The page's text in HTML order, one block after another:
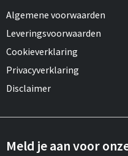
Papieren tassen
Strandtassen
Waterbestendige tassen
Algemene voorwaarden
Leveringsvoorwaarden
Cookieverklaring
Privacyverklaring
Disclaimer
Meld je aan voor